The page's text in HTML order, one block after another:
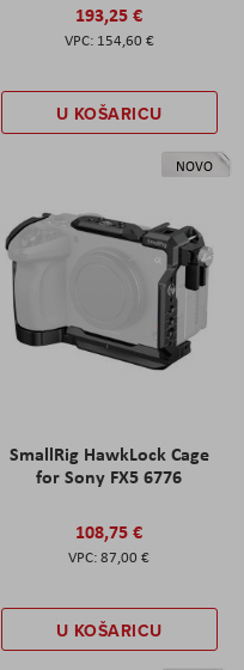
193,25 €
154,60 €
U KOŠARICU
NOVO
SmallRig HawkLock Cage
for Sony FX5 6776
108,75 €
87,00 €
U KOŠARICU